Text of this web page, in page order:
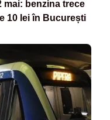
mai: benzina trece
10 lei în București